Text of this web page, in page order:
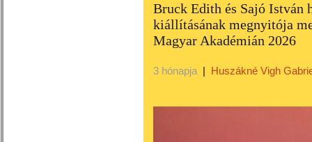
Bruck Edith és Sajó István
kiállításának megnyitója
Magyar Akadémián 2026
3 hónapja | Huszákné Vigh